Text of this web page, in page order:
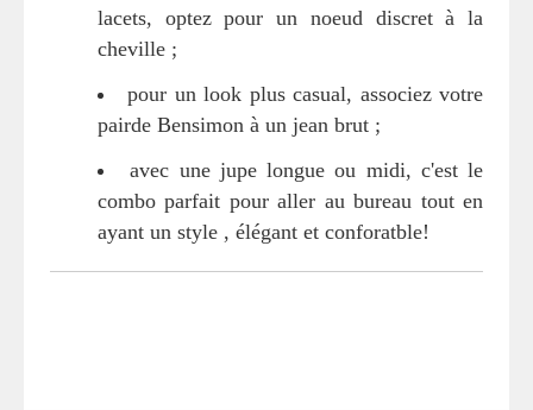
lacets, optez pour un noeud discret à la
cheville ;
pour un look plus casual, associez votre
pairde Bensimon à un jean brut ;
avec une jupe longue ou midi, c'est le
combo parfait pour aller au bureau tout en
ayant un style , élégant et conforatble!